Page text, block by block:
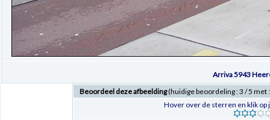
Arriva 5943
Beoordeel deze afbeelding(huidige beoordeling : 3 / 5 met
Hover over de sterren en klik